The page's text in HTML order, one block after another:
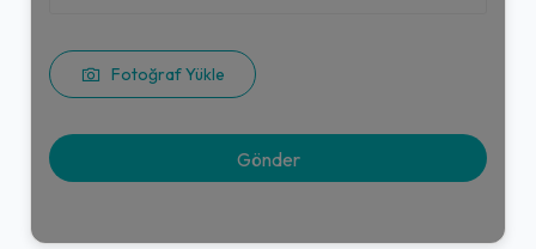
Fotoğraf Yükle